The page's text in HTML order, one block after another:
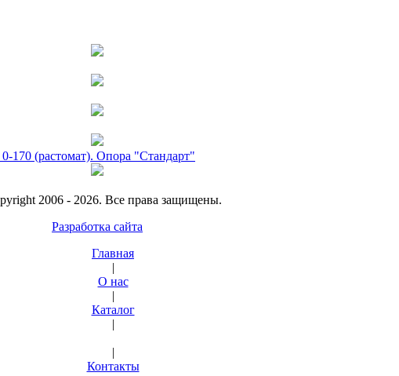
170 (растомат). Опора "Стандарт"
2006 - 2026. Все права защищены.
Разработка сайта
Главная
|
О нас
|
Каталог
|
|
Контакты